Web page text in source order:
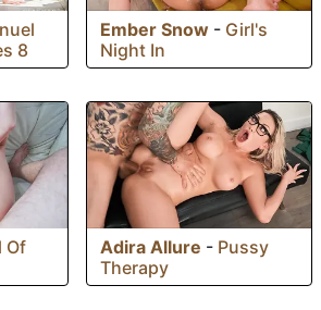
8
Ember Snow - Girl's
Night In
Of
Adira Allure - Pussy
Therapy